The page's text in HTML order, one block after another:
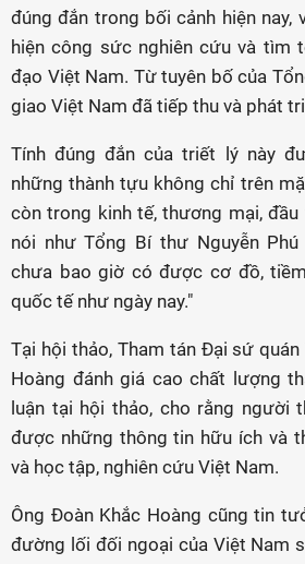
đúng đắn trong bối cảnh hiện nay,
hiện công sức nghiên cứu và tìm
đạo Việt Nam. Từ tuyên bố của
giao Việt Nam đã tiếp thu và phát
Tính đúng đắn của triết lý này
những thành tựu không chỉ trên
còn trong kinh tế, thương mại,
nói như Tổng Bí thư Nguyễn
chưa bao giờ có được cơ đồ,
quốc tế như ngày nay."
Tại hội thảo, Tham tán Đại sứ
Hoàng đánh giá cao chất lượng
luận tại hội thảo, cho rằng người
được những thông tin hữu ích và
và học tập, nghiên cứu Việt Nam.
Ông Đoàn Khắc Hoàng cũng tin
đường lối đối ngoại của Việt Nam